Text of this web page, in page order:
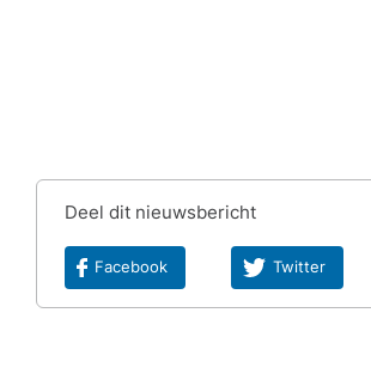
Deel dit nieuwsbericht
Facebook Twitter